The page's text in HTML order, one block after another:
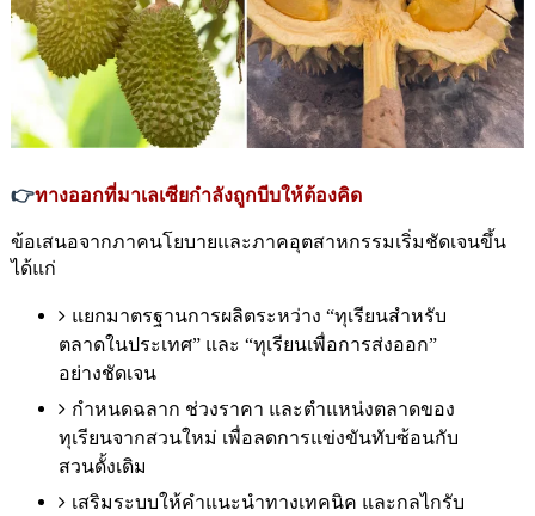
👉ทางออกที่มาเลเซียกำลังถูกบีบให้ต้องคิด
ข้อเสนอจากภาคนโยบายและภาคอุตสาหกรรมเริ่มชัดเจนขึ้น
ได้แก่
แยกมาตรฐานการผลิตระหว่าง “ทุเรียนสำหรับ
ตลาดในประเทศ” และ “ทุเรียนเพื่อการส่งออก”
อย่างชัดเจน
กำหนดฉลาก ช่วงราคา และตำแหน่งตลาดของ
ทุเรียนจากสวนใหม่ เพื่อลดการแข่งขันทับซ้อนกับ
สวนดั้งเดิม
เสริมระบบให้คำแนะนำทางเทคนิค และกลไกรับ